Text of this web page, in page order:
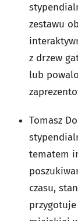
zestawu
z drzew
lub
Tomasz
tematem
czasu,